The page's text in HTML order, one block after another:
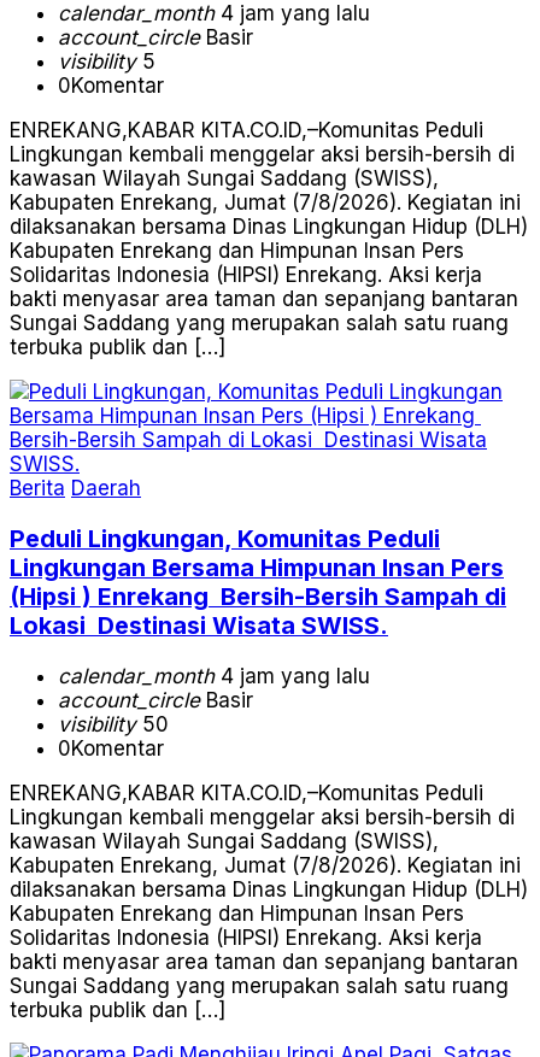
calendar_month4 jam yang lalu
account_circleBasir
visibility5
0Komentar
ENREKANG,KABAR KITA.CO.ID,–Komunitas Peduli
Lingkungan kembali menggelar aksi bersih-bersih di
kawasan Wilayah Sungai Saddang (SWISS),
Kabupaten Enrekang, Jumat (7/8/2026). Kegiatan ini
dilaksanakan bersama Dinas Lingkungan Hidup (DLH)
Kabupaten Enrekang dan Himpunan Insan Pers
Solidaritas Indonesia (HIPSI) Enrekang. Aksi kerja
bakti menyasar area taman dan sepanjang bantaran
Sungai Saddang yang merupakan salah satu ruang
terbuka publik dan […]
Berita Daerah
Peduli Lingkungan, Komunitas Peduli
Lingkungan Bersama Himpunan Insan Pers
(Hipsi ) Enrekang Bersih-Bersih Sampah di
Lokasi Destinasi Wisata SWISS.
calendar_month4 jam yang lalu
account_circleBasir
visibility50
0Komentar
ENREKANG,KABAR KITA.CO.ID,–Komunitas Peduli
Lingkungan kembali menggelar aksi bersih-bersih di
kawasan Wilayah Sungai Saddang (SWISS),
Kabupaten Enrekang, Jumat (7/8/2026). Kegiatan ini
dilaksanakan bersama Dinas Lingkungan Hidup (DLH)
Kabupaten Enrekang dan Himpunan Insan Pers
Solidaritas Indonesia (HIPSI) Enrekang. Aksi kerja
bakti menyasar area taman dan sepanjang bantaran
Sungai Saddang yang merupakan salah satu ruang
terbuka publik dan […]